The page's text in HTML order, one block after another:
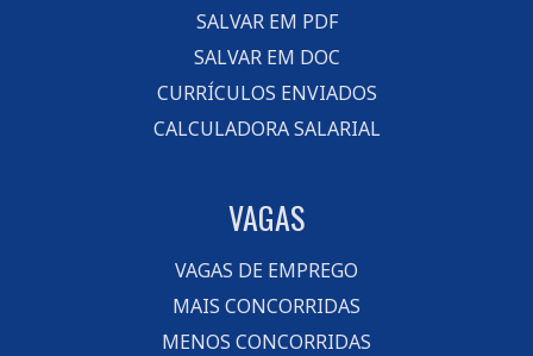
SALVAR EM PDF
SALVAR EM DOC
CURRÍCULOS ENVIADOS
CALCULADORA SALARIAL
VAGAS
VAGAS DE EMPREGO
MAIS CONCORRIDAS
MENOS CONCORRIDAS